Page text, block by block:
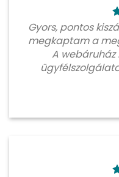
Gyors, pontos
megkaptam a
A webáruház